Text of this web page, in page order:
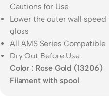
Cautions for Use
Lower the outer wall
gloss
All AMS Series Compatible
Dry Out Before Use
Color : Rose Gold (13206)
Filament with spool